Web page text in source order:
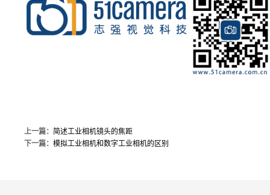
上一篇： 简述工业相机镜头的焦距
下一篇： 模拟工业相机和数字工业相机的区别